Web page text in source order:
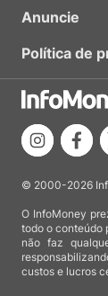
Anuncie
Política de
© 2000-2026
O InfoMoney
todo o conteúdo
não faz
custos e lucros